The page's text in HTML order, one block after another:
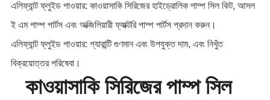
এলিফ্যান্ট ফ্লুইড পাওয়ার: কাওয়াসাকি সিরিজের হাইড্রোলিক পাম্প সিল কিট, আসল
ই এম পাম্প পার্টস এবং অক্জিলিয়ারী ফ্যাক্টরি পাম্প পার্টস প্রদান করুন।
এলিফ্যান্ট ফ্লুইড পাওয়ার: গ্যারান্টি গুণমান এবং উপযুক্ত দাম, এবং নিখুঁত
বিক্রয়োত্তর পরিষেবা।
কাওয়াসাকি সিরিজের পাম্প সিল